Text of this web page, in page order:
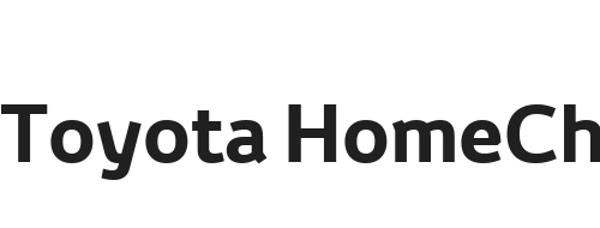
Toyota